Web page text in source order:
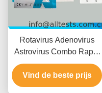
Rotavirus Adenovirus
Astrovirus Combo Rapid
Test met 15 minuten
leestijd CE-gecertificeerd
en hoge nauwkeurigheid
Vind de beste prijs